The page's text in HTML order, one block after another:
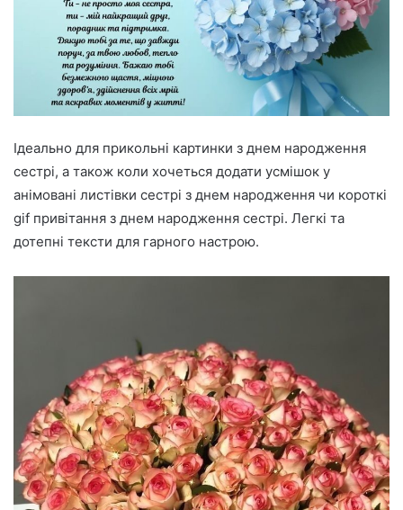
Ідеально для прикольні картинки з днем народження
сестрі, а також коли хочеться додати усмішок у
анімовані листівки сестрі з днем народження чи короткі
gif привітання з днем народження сестрі. Легкі та
дотепні тексти для гарного настрою.